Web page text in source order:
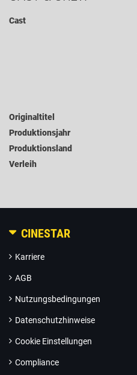
Cast
Originaltitel
Produktionsjahr
Produktionsland
Verleih
CINESTAR
Karriere
AGB
Nutzungsbedingungen
Datenschutzhinweise
Cookie Einstellungen
Compliance